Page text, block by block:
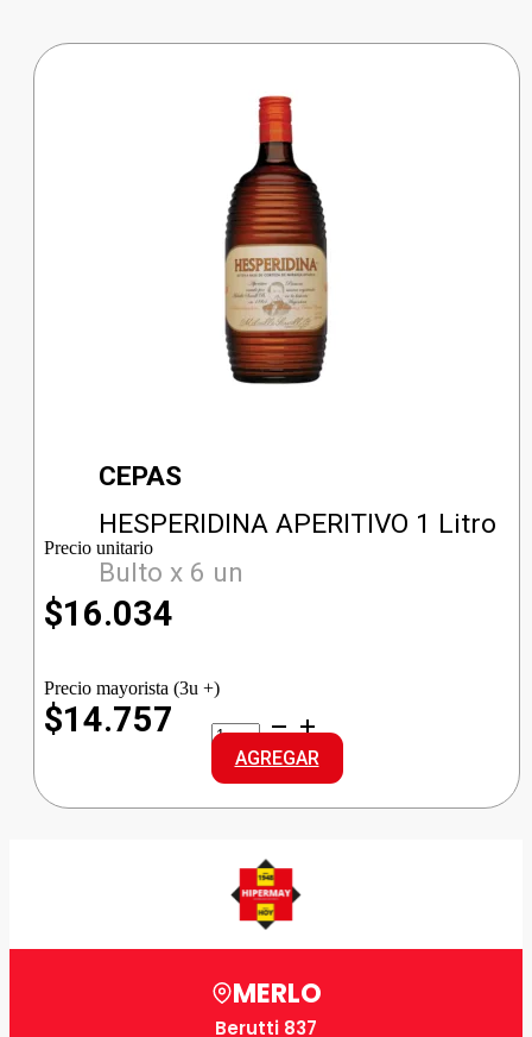
CEPAS
HESPERIDINA APERITIVO 1 Litro
Bulto x 6 un
Precio unitario
$16.034
Precio mayorista (3u +)
$14.757
HESPERIDINA
APERITIVO
cantidad
AGREGAR
MERLO
Berutti 837